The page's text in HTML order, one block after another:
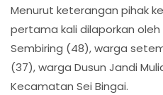
Menurut keterangan pihak
pertama kali dilaporkan oleh
Sembiring (48), warga
(37), warga Dusun Jandi
Kecamatan Sei Bingai.